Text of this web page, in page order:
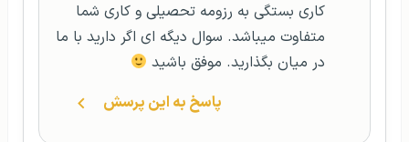
کاری بستگی به رزومه تحصیلی و کاری شما
متفاوت میباشد. سوال دیگه ای اگر دارید با ما
در میان بگذارید. موفق باشید
پاسخ به این پرسش